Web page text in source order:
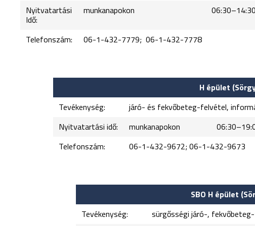
Nyitvatartási
Idő:
munkanapokon 06:30–14:30
Telefonszám: 06-1-432-7779; 06-1-432-7778
H épület
Tevékenység:
járó- és fekvőbeteg-felvétel,
Nyitvatartási idő:
munkanapokon
Telefonszám:
06-1-432-9672; 06-1-432-9673
SBO H épület
Tevékenység:
sürgősségi járó-,